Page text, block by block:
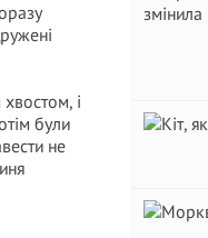
і
були
не